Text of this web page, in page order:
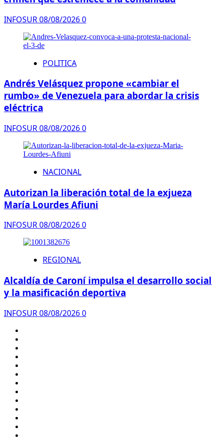
INFOSUR08/08/20260
POLITICA
Andrés Velásquez propone «cambiar el
rumbo» de Venezuela para abordar la crisis
eléctrica
INFOSUR08/08/20260
NACIONAL
Autorizan la liberación total de la exjueza
María Lourdes Afiuni
INFOSUR08/08/20260
REGIONAL
Alcaldía de Caroní impulsa el desarrollo social
y la masificación deportiva
INFOSUR08/08/20260